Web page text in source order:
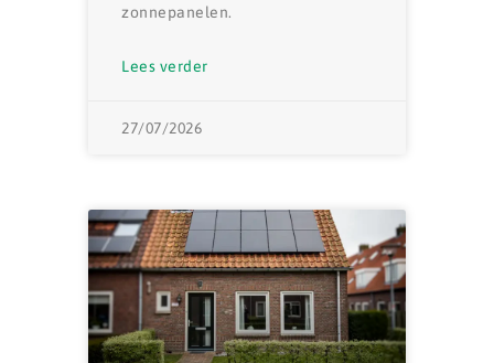
zonnepanelen.
Lees verder
27/07/2026